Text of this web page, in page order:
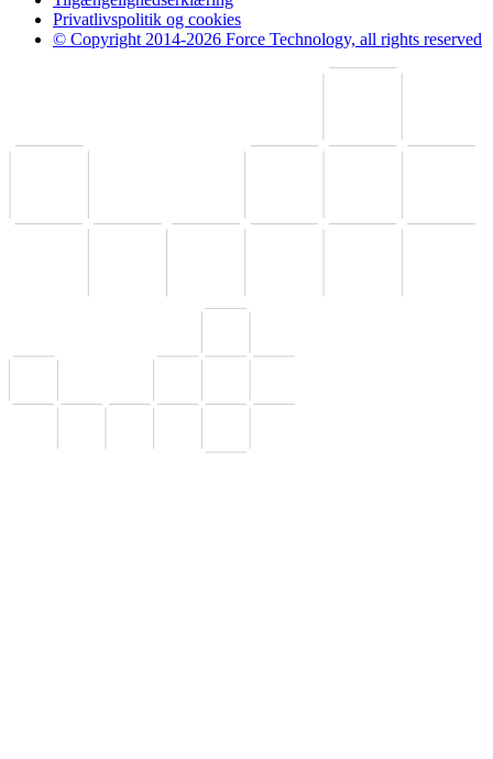
Privatlivspolitik og cookies
© Copyright 2014-2026 Force Technology, all rights reserved